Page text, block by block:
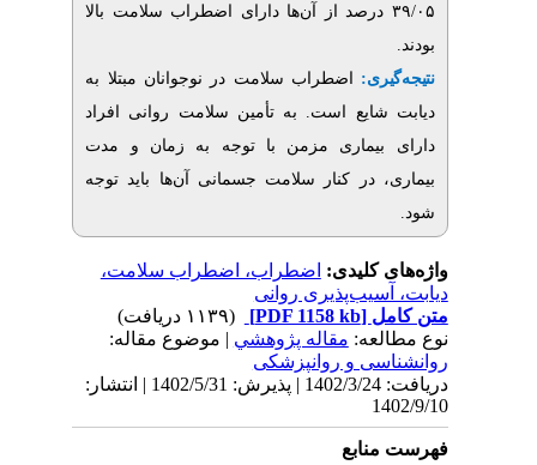
ها دارای اضطراب سلامت بالا
اضطراب سلامت در نوجوانان مبتلا به
است. به تأمین سلامت روانی افراد
مزمن با توجه به زمان و مدت
در کنار سلامت جسمانی آن ها باید توجه
اضطراب، اضطراب سلامت،
روانی
(۱۱۳۹ دریافت)
مقاله پژوهشي| موضوع مقاله:
و روانپزشکی
دریافت: 1402/3/24 | پذیرش: 1402/5/31 | انتشار: